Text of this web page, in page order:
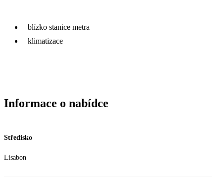
blízko stanice metra
klimatizace
Informace o nabídce
Středisko
Lisabon